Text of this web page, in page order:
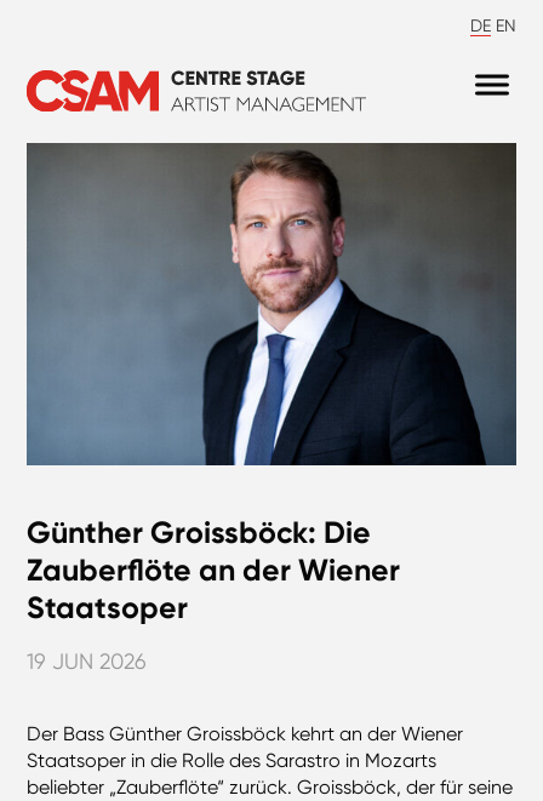
DE EN
Günther Groissböck: Die
Zauberflöte an der Wiener
Staatsoper
19 JUN 2026
Der Bass Günther Groissböck kehrt an der Wiener
Staatsoper in die Rolle des Sarastro in Mozarts
beliebter „Zauberflöte“ zurück. Groissböck, der für seine